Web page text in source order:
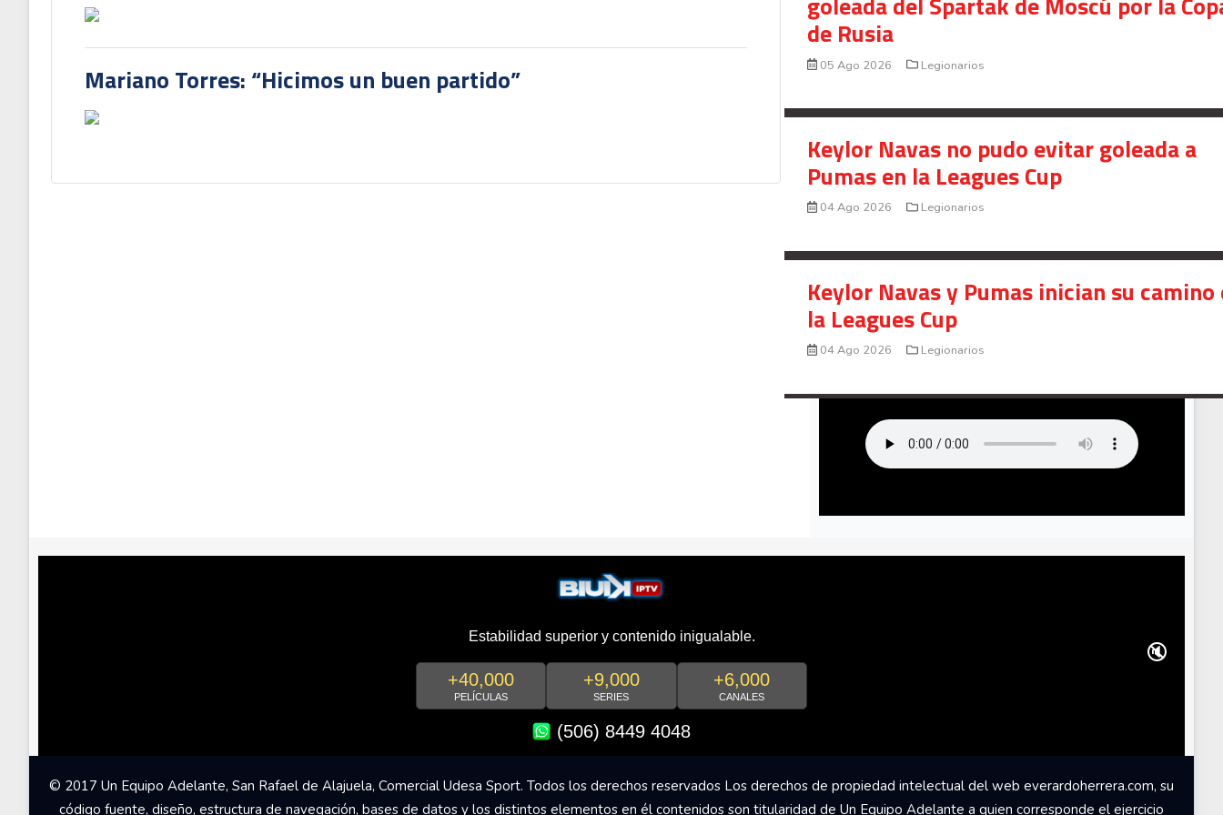
presunto fraude en bienes gananciales
Your Add Here !!
Mariano Torres: “Hicimos un buen partido”
de Rusia
05 Ago 2026 Legionarios
Keylor Navas no pudo evitar goleada a
Pumas en la Leagues Cup
04 Ago 2026 Legionarios
Keylor Navas y Pumas inician su camino
la Leagues Cup
04 Ago 2026 Legionarios
Estabilidad superior y contenido inigualable.
+40,000
PELÍCULAS
+9,000
SERIES
+6,000
CANALES
(506) 8449 4048
🔇
© 2017 Un Equipo Adelante, San Rafael de Alajuela, Comercial Udesa Sport. Todos los derechos reservados Los derechos de propiedad intelectual del web everardoherrera.com, su
código fuente, diseño, estructura de navegación, bases de datos y los distintos elementos en él contenidos son titularidad de Un Equipo Adelante a quien corresponde el ejercicio